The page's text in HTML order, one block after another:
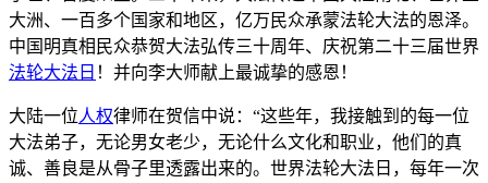
大洲、一百多个国家和地区，亿万民众承蒙法轮大法的恩泽。
中国明真相民众恭贺大法弘传三十周年、庆祝第二十三届世界
法轮大法日 ！并向李大师献上最诚挚的感恩！
大陆一位人权律师在贺信中说：“这些年，我接触到的每一位
大法弟子，无论男女老少，无论什么文化和职业，他们的真
诚、善良是从骨子里透露出来的。世界法轮大法日，每年一次